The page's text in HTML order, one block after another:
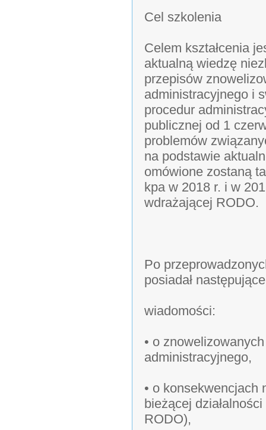
Cel szkolenia
Celem kształcenia
aktualną wiedzę
przepisów
administracyjnego i
procedur
publicznej od 1
problemów
na podstawie
omówione zostaną
kpa w 2018 r. i w
wdrażającej RODO.
Po
posiadał
wiadomości:
• o
administracyjnego,
• o konsekwencjach
bieżącej
RODO),